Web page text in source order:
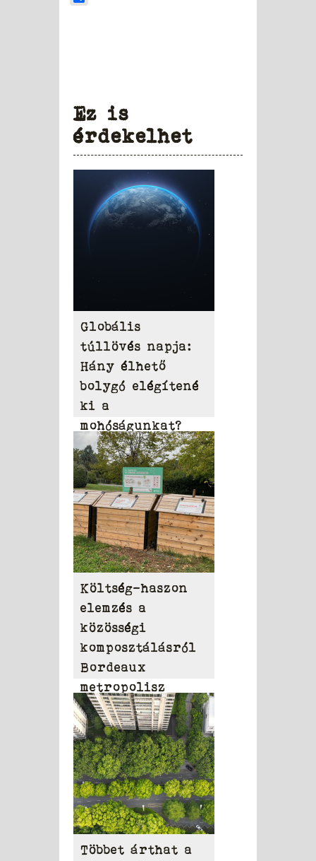
Ez is
érdekelhet
Globális
túllövés napja:
Hány élhető
bolygó elégítené
ki a
mohóságunkat?
Költség-haszon
elemzés a
közösségi
komposztálásról
Bordeaux
metropolisz
területén
Többet árthat a